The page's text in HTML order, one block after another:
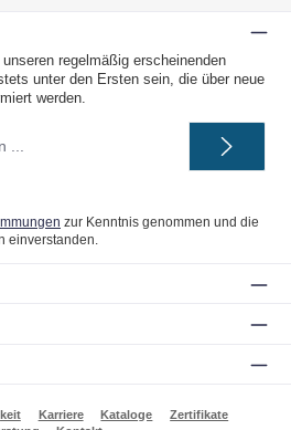
regelmäßig erscheinenden
unter den Ersten sein, die über neue
werden.
zur Kenntnis genommen und die
einverstanden.
Karriere Kataloge
Zertifikate